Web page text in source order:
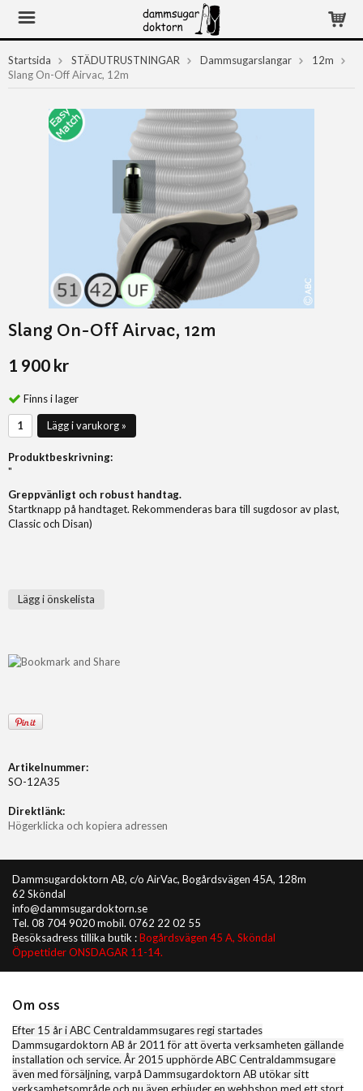
Startsida STÄDUTRUSTNINGAR Dammsugarslangar
12m
Slang On-Off Airvac, 12m
Slang On-Off Airvac, 12m
1 900 kr
Finns i lager
Lägg i varukorg »
Produktbeskrivning:
"
Greppvänligt och robust handtag.
Startknapp på handtaget. Rekommenderas bara till sugdosor av plast,
Classic och Disan)
Lägg i önskelista
Artikelnummer:
SO-12A35
Direktlänk:
Högerklicka och kopiera adressen
Dammsugardoktorn AB, c/o AirVac, Bogårdsvägen 45A, 128m
62 Sköndal
info@dammsugardoktorn.se
Tel. 08 704 9020 mobil. 0762 22 02 55
Besöksadress tillika butik :Bogårdsvägen 45 A, Sköndal
Öppettider ONSDAGAR 11-14.
Om oss
Efter 15 år i ABC Centraldammsugares regi startades
Dammsugardoktorn AB år 2011 för att överta verksamheten gällande
installation och service. År 2015 upphörde ABC Centraldammsugare
även med försäljning, varpå Dammsugardoktorn AB utökar sitt
verksamhetsområde och nu även erbjuder en webbshop med ett stort